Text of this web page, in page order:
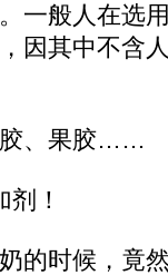
一般人在选
因其中不含
、果胶……
！
时候，竟